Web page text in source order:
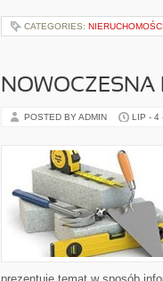
CATEGORIES: NIERUCHOMOŚCI
NOWOCZESNA
POSTED BY ADMIN LIP - 4